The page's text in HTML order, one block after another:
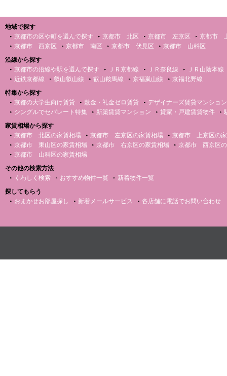
地域で探す
京都市の区や町を選んで探す
京都市 北区 京都市 左京区
京都市
京都市 西京区
京都市 南区 京都市 伏見区
京都市 山科区
沿線から探す
京都市の沿線や駅を選んで探す
ＪＲ京都線 ＪＲ奈良線
ＪＲ山陰本線
近鉄京都線
叡山叡山線 叡山鞍馬線 京福嵐山線
京福北野線
特集から探す
京都の大学生向け賃貸
敷金・礼金ゼロ賃貸
デザイナーズ賃貸マンション
シングルでセパレート特集
新築賃貸マンション 貸家・戸建賃貸物件
家賃相場から探す
京都市 北区の家賃相場
京都市 左京区の家賃相場
京都市 上京区の
京都市 東山区の家賃相場
京都市 右京区の家賃相場
京都市 西京区
京都市 山科区の家賃相場
その他の検索方法
くわしく検索
おすすめ物件一覧
新着物件一覧
探してもらう
おまかせお部屋探し
新着メールサービス 各店舗に電話でお問い合わせ